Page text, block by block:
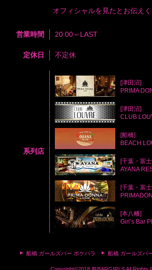
オフィシャルを見たとお伝え
営業時間 20:00～LAST
定休日 不定休
系列店
[津田沼]
PRIMA
[津田沼]
CLUB
[船橋]
BEACH
[千葉・富
AYANA
[千葉・富
[本八幡]
Girl’s Bar
船橋 ガールズバー ポケパラ 船橋 ガールズバ